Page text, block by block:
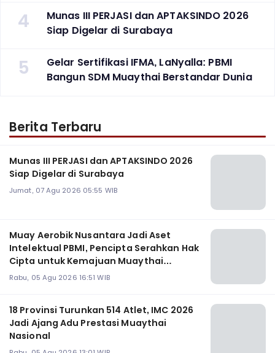
4
Munas III PERJASI dan APTAKSINDO 2026
Siap Digelar di Surabaya
5
Gelar Sertifikasi IFMA, LaNyalla: PBMI
Bangun SDM Muaythai Berstandar Dunia
Berita Terbaru
Munas III PERJASI dan APTAKSINDO 2026
Siap Digelar di Surabaya
Jumat, 07 Agu 2026 05:55 WIB
Muay Aerobik Nusantara Jadi Aset
Intelektual PBMI, Pencipta Serahkan Hak
Cipta untuk Kemajuan Muaythai
Indonesia
Rabu, 05 Agu 2026 16:51 WIB
18 Provinsi Turunkan 514 Atlet, IMC 2026
Jadi Ajang Adu Prestasi Muaythai
Nasional